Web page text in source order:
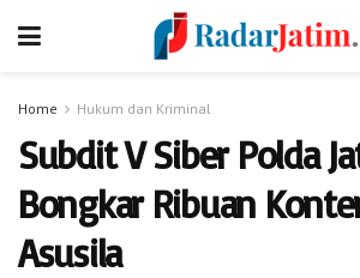
Home Hukum dan Kriminal
Subdit V Siber Polda
Bongkar Ribuan
Asusila